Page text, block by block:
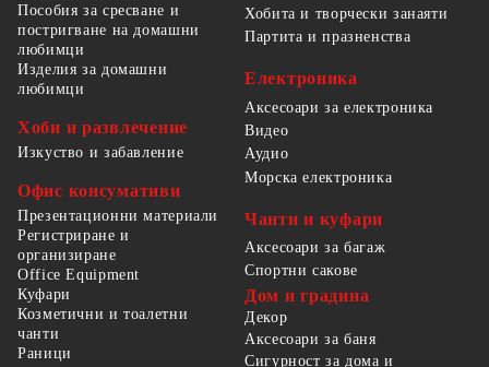
Пособия за сресване и
постригване на домашни
любимци
Изделия за домашни
любимци
Хоби и развлечение
Изкуство и забавление
Офис консумативи
Презентационни материали
Регистриране и
организиране
Office Equipment
Хобита и творчески занаяти
Партита и празненства
Електроника
Аксесоари за електроника
Видео
Аудио
Морска електроника
Чанти и куфари
Аксесоари за багаж
Спортни сакове
Куфари
Козметични и тоалетни
чанти
Раници
Дом и градина
Декор
Аксесоари за баня
Сигурност за дома и